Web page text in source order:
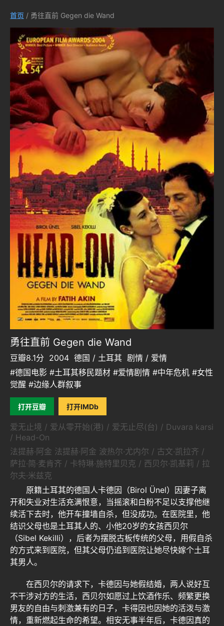
首页 / 勇往直前 Gegen die Wand
勇往直前 Gegen die Wand
豆瓣8.1分 2004 德国 / 土耳其 剧情 / 爱情
#德国电影 #土耳其移民题材 #爱情剧情 #中年危机 #女性
觉醒 #边缘人群叙事
打开豆瓣 打开IMDb
爱无止境 / 爱从零开始(港) / 爱无止尽(台) / Duvara karsi
/ Head-On
法提赫·阿金 法提赫·阿金 波热尔·尤内尔 / 古文·凯拉齐 /
萨拉·简·麦肯齐 / 卡特琳·施特里贝克 / 西贝尔·凯基莉 / 拉
尔夫·米兹克
原籍土耳其的德国人卡德因（Birol Ünel）因妻子离
开和失业对生活充满恨意，当摇滚和白粉不足以支撑他继
续活下去时，他开车撞墙自杀，但没成功。在医院里，他
结识父母也是土耳其人的、小他20岁的女孩西贝尔
（Sibel Kekilli），后者为摆脱古板传统的父母，用假自杀
的方式来到医院，但其父母仍追到医院让她尽快嫁个土耳
其男人。
在西贝尔的请求下，卡德因与她假结婚，两人说好互
不干涉对方的生活，西贝尔如愿过上饮酒作乐、频繁更换
男友的自由与刺激兼有的日子，卡得因也因她的活泼与激
情，重新燃起生命的希望。相安无事半年后，卡德因真的